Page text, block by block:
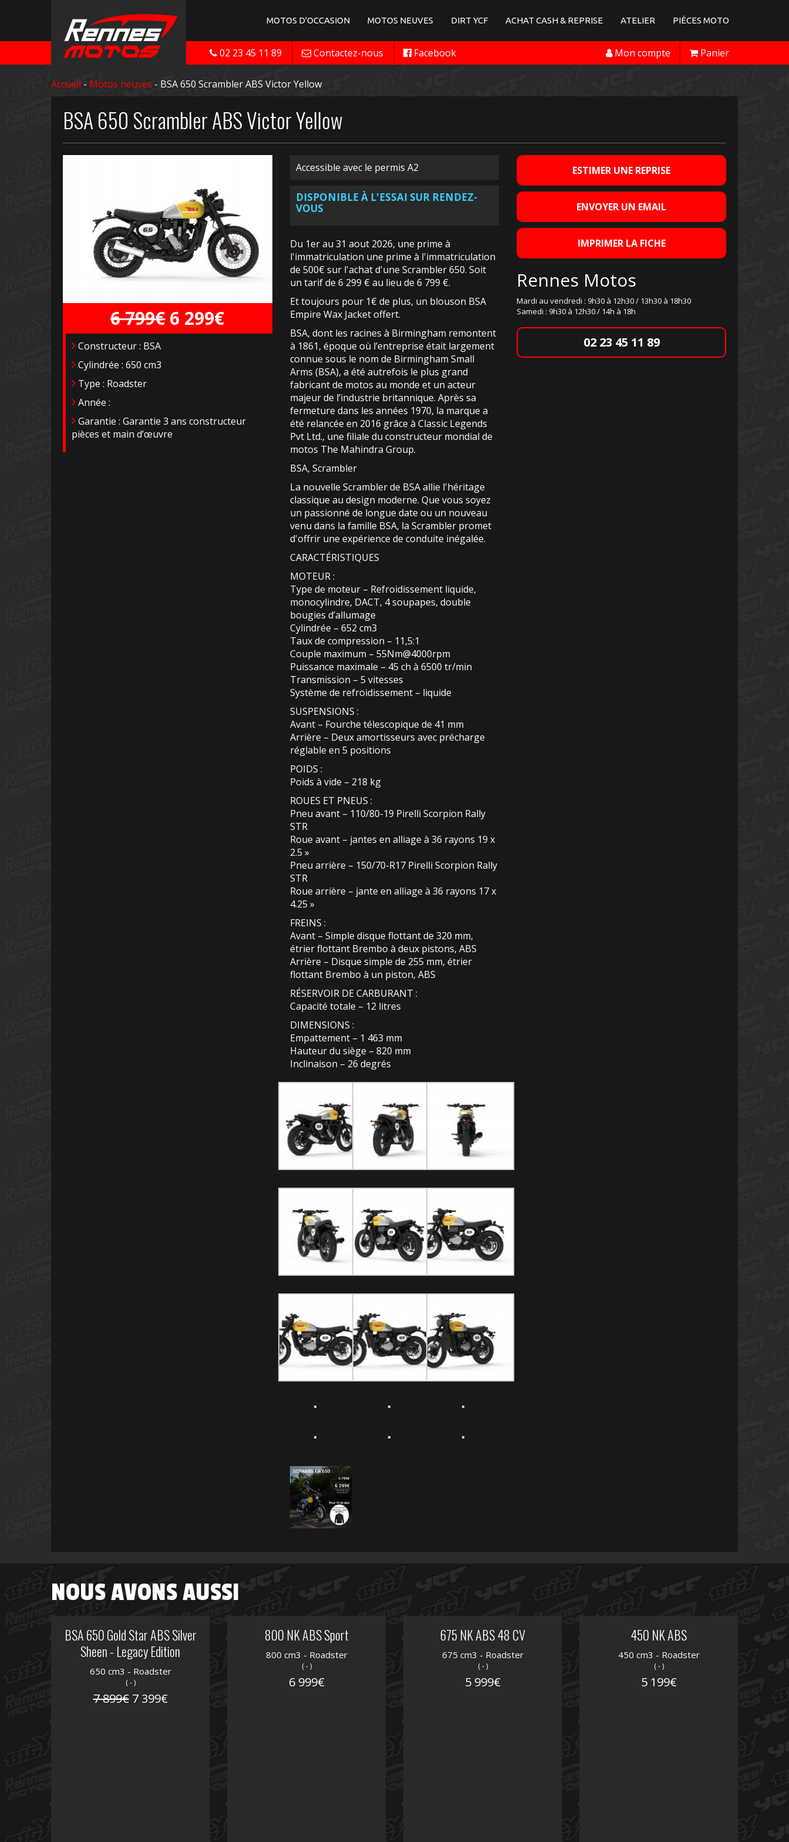
MOTOS D'OCCASION MOTOS NEUVES DIRT YCF ACHAT CASH & REPRISE ATELIER PIÈCES MOTO
02 23 45 11 89 Contactez-nous Facebook Panier
Mon compte
Accueil - Motos neuves - BSA 650 Scrambler ABS Victor Yellow
BSA 650 Scrambler ABS Victor Yellow
6 799€6 299€
Constructeur : BSA
Cylindrée : 650 cm3
Type : Roadster
Année :
Garantie : Garantie 3 ans constructeur
pièces et main d’œuvre
Accessible avec le permis A2
DISPONIBLE À L'ESSAI SUR RENDEZ-
VOUS
Du 1er au 31 aout 2026, une prime à
l'immatriculation une prime à l'immatriculation
de 500€ sur l'achat d'une Scrambler 650. Soit
un tarif de 6 299 € au lieu de 6 799 €.
Et toujours pour 1€ de plus, un blouson BSA
Empire Wax Jacket offert.
BSA, dont les racines à Birmingham remontent
à 1861, époque où l’entreprise était largement
connue sous le nom de Birmingham Small
Arms (BSA), a été autrefois le plus grand
fabricant de motos au monde et un acteur
majeur de l’industrie britannique. Après sa
fermeture dans les années 1970, la marque a
été relancée en 2016 grâce à Classic Legends
Pvt Ltd., une filiale du constructeur mondial de
motos The Mahindra Group.
BSA, Scrambler
La nouvelle Scrambler de BSA allie l'héritage
classique au design moderne. Que vous soyez
un passionné de longue date ou un nouveau
venu dans la famille BSA, la Scrambler promet
d'offrir une expérience de conduite inégalée.
CARACTÉRISTIQUES
MOTEUR :
Type de moteur – Refroidissement liquide,
monocylindre, DACT, 4 soupapes, double
bougies d’allumage
Cylindrée – 652 cm3
Taux de compression – 11,5:1
Couple maximum – 55Nm@4000rpm
Puissance maximale – 45 ch à 6500 tr/min
Transmission – 5 vitesses
Système de refroidissement – liquide
SUSPENSIONS :
Avant – Fourche télescopique de 41 mm
Arrière – Deux amortisseurs avec précharge
réglable en 5 positions
POIDS :
Poids à vide – 218 kg
ROUES ET PNEUS :
Pneu avant – 110/80-19 Pirelli Scorpion Rally
STR
Roue avant – jantes en alliage à 36 rayons 19 x
2.5 »
Pneu arrière – 150/70-R17 Pirelli Scorpion Rally
STR
Roue arrière – jante en alliage à 36 rayons 17 x
4.25 »
FREINS :
Avant – Simple disque flottant de 320 mm,
étrier flottant Brembo à deux pistons, ABS
Arrière – Disque simple de 255 mm, étrier
flottant Brembo à un piston, ABS
RÉSERVOIR DE CARBURANT :
Capacité totale – 12 litres
DIMENSIONS :
Empattement – 1 463 mm
Hauteur du siège – 820 mm
Inclinaison – 26 degrés
ESTIMER UNE REPRISE
ENVOYER UN EMAIL
IMPRIMER LA FICHE
Rennes Motos
Mardi au vendredi : 9h30 à 12h30 / 13h30 à 18h30
Samedi : 9h30 à 12h30 / 14h à 18h
02 23 45 11 89
NOUS AVONS AUSSI
BSA 650 Gold Star ABS Silver
Sheen - Legacy Edition
650 cm3 - Roadster
( - )
7 899€7 399€
800 NK ABS Sport
800 cm3 - Roadster
( - )
6 999€
675 NK ABS 48 CV
675 cm3 - Roadster
( - )
5 999€
450 NK ABS
450 cm3 - Roadster
( - )
5 199€